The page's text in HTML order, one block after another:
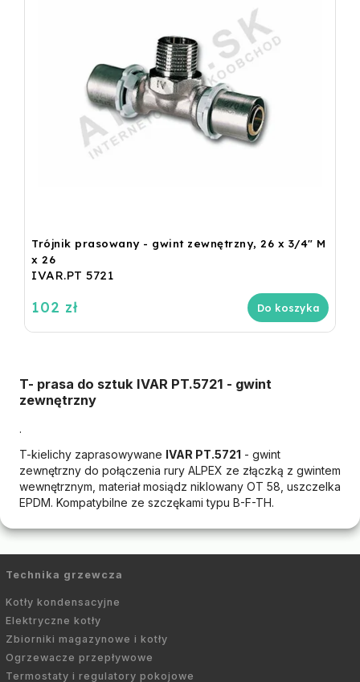
Trójnik prasowany - gwint zewnętrzny, 26 x 3/4" M
x 26
IVAR.PT 5721
102 zł Do koszyka
T- prasa do sztuk IVAR PT.5721 - gwint
zewnętrzny
.
T-kielichy zaprasowywane IVAR PT.5721 - gwint
zewnętrzny do połączenia rury ALPEX ze złączką z gwintem
wewnętrznym, materiał mosiądz niklowany OT 58, uszczelka
EPDM. Kompatybilne ze szczękami typu B-F-TH.
Technika grzewcza
Kotły kondensacyjne
Elektryczne kotły
Zbiorniki magazynowe i kotły
Ogrzewacze przepływowe
Termostaty i regulatory pokojowe